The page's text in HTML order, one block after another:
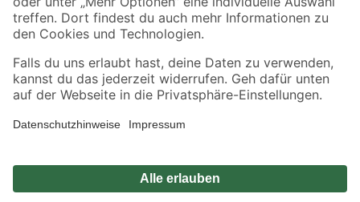
Alle Preisangaben in EUR inkl. gesetzl. MwSt.. Die dargestellten Angebote sind unter
Umständen nicht in allen Märkten verfügbar. Die angegebenen Verfügbarkeiten beziehen
Produkte nur solange der Vorrat reicht.
*Paketversand ab 59 € versandkostenfrei, gilt nicht für Artikel mit Speditionsversand, hier
Privatsphäre Impressum
Nutzungsbedingungen
Widerrufsrecht Vertrag widerrufen